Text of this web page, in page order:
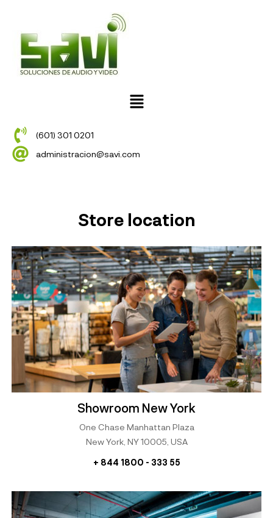
(601) 301 0201
administracion@savi.com
Store location
Showroom New York
One Chase Manhattan Plaza
New York, NY 10005, USA
+ 844 1800 - 333 55